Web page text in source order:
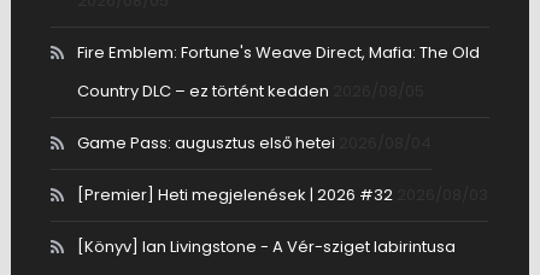
Fire Emblem: Fortune's Weave Direct, Mafia: The Old
Country DLC – ez történt kedden
Game Pass: augusztus első hetei
[Premier] Heti megjelenések | 2026 #32
[Könyv] Ian Livingstone - A Vér-sziget labirintusa